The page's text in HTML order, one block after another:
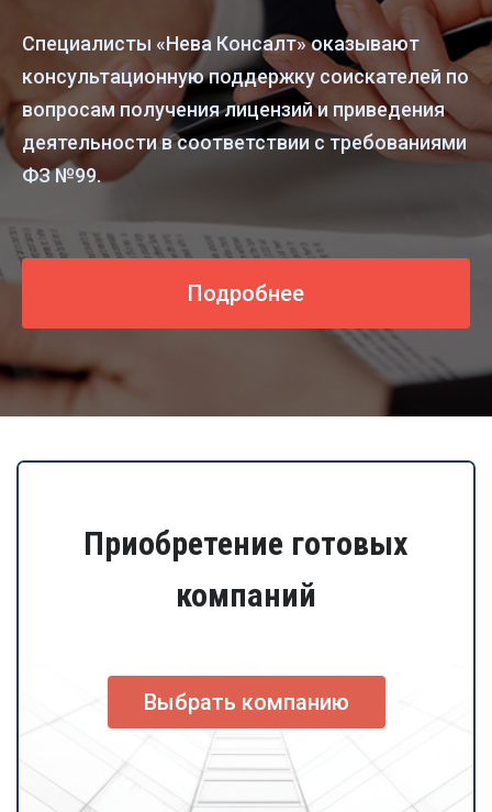
Специалисты «Нева Консалт» оказывают
консультационную поддержку соискателей по
вопросам получения лицензий и приведения
деятельности в соответствии с требованиями
ФЗ №99.
Подробнее
Приобретение готовых
компаний
Выбрать компанию